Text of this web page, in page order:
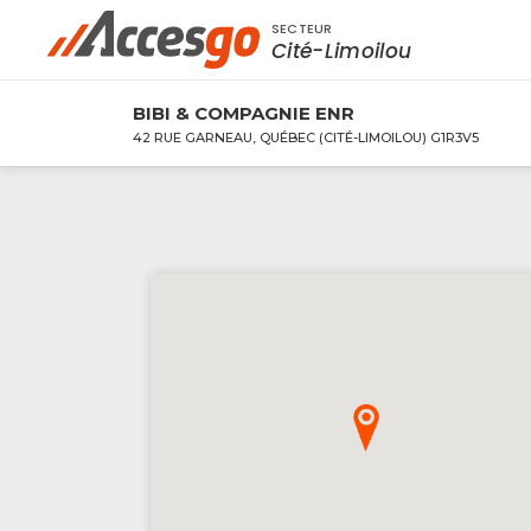
Rechercher à proximité - Entreprise /
SECTEUR
Cité-Limoilou
BIBI & COMPAGNIE ENR
42 RUE GARNEAU, QUÉBEC (CITÉ-LIMOILOU) G1R3V5